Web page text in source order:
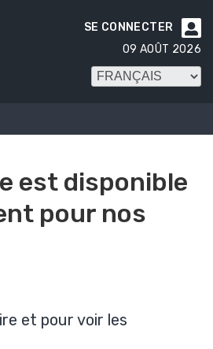

SE CONNECTER
09 AOÛT 2026
est disponible
pour nos
et pour voir les